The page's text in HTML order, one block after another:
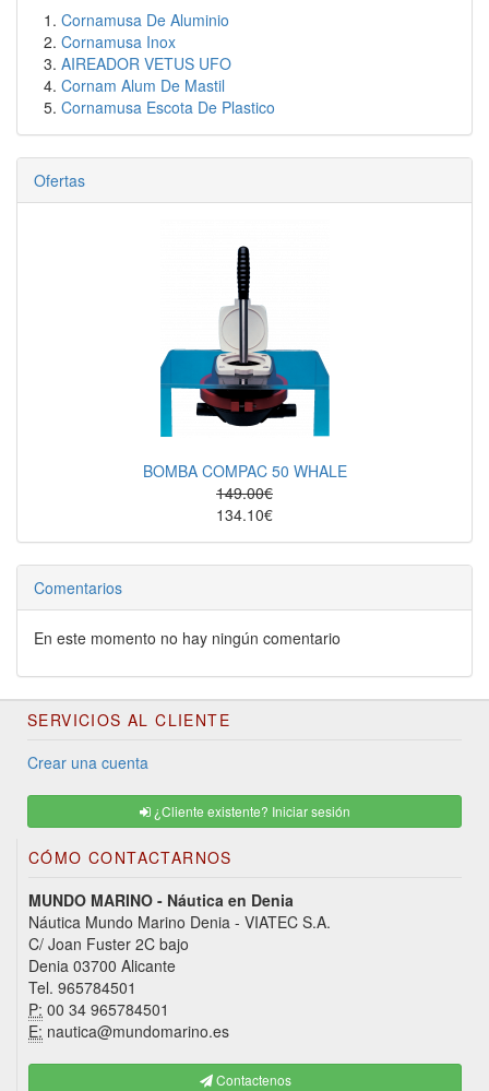
Cornamusa De Aluminio
Cornamusa Inox
AIREADOR VETUS UFO
Cornam Alum De Mastil
Cornamusa Escota De Plastico
Ofertas
BOMBA COMPAC 50 WHALE
149.00€
134.10€
Comentarios
En este momento no hay ningún comentario
SERVICIOS AL CLIENTE
Crear una cuenta
¿Cliente existente? Iniciar sesión
CÓMO CONTACTARNOS
MUNDO MARINO - Náutica en Denia
Náutica Mundo Marino Denia - VIATEC S.A.
C/ Joan Fuster 2C bajo
Denia 03700 Alicante
Tel. 965784501
P: 00 34 965784501
E: nautica@mundomarino.es
Contactenos